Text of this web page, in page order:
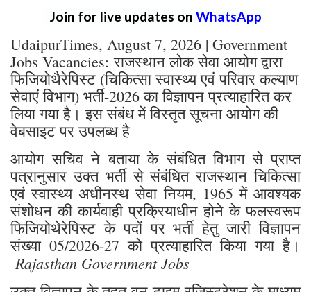
Join for live updates on WhatsApp
UdaipurTimes, August 7, 2026 | Government
Jobs Vacancies: राजस्थान लोक सेवा आयोग द्वारा
फिजियोथैरेपिस्ट (चिकित्सा स्वास्थ्य एवं परिवार कल्याण
सेवाएं विभाग) भर्ती-2026 का विज्ञापन प्रत्याहारित कर
लिया गया है। इस संबंध में विस्तृत सूचना आयोग की
वेबसाइट पर उपलब्ध है
आयोग सचिव ने बताया के संबंधित विभाग से प्राप्त
पत्रानुसार उक्त भर्ती से संबंधित राजस्थान चिकित्सा
एवं स्वास्थ्य अधीनस्थ सेवा नियम, 1965 में आवश्यक
संशोधन की कार्यवाही प्रक्रियाधीन होने के फलस्वरूप
फिजियोथेरेपिस्ट के पदों पर भर्ती हेतु जारी विज्ञापन
संख्या 05/2026-27 को प्रत्याहारित किया गया है।
Rajasthan Government Jobs